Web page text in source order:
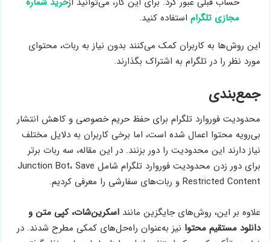
مجازی تلگرام استفاده کنید.
این روش‌ها به کاربران کمک می‌کنند بدون نیاز به ربات، محتوای
مورد نظر را در تلگرام به اشتراک بگذارند.
جمع‌بندی
محدودیت فوروارد تلگرام برای حفظ حریم خصوصی و کاهش انتشار
بی‌رویه محتوا اعمال شده است، اما برخی کاربران به دلایل مختلف
نیاز دارند این محدودیت را دور بزنند. در این مقاله، سه ربات برتر
برای دور زدن محدودیت فوروارد تلگرام شامل Junction Bot، Save
Restricted Content و ربات‌های سفارشی را معرفی کردیم.
علاوه بر این، روش‌های جایگزین مانند اسکرین‌شات، کپی متن و
دانلود مستقیم محتوا نیز به‌عنوان راه‌حل‌های کمکی مطرح شدند. در